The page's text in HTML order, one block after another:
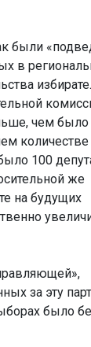
были
в
чем было
количестве
100
же
на будущих
за эту
было